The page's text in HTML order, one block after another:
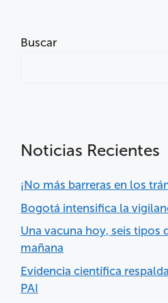
Buscar
Noticias Recientes
¡No más barreras en los
Bogotá intensifica la
Una vacuna hoy, seis tipos
mañana
Evidencia científica
PAI